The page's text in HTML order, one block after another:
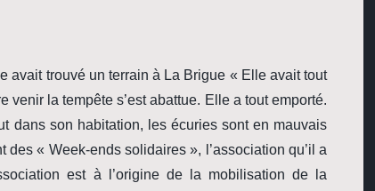
avait trouvé un terrain à La Brigue « Elle avait tout
la tempête s’est abattue. Elle a tout emporté.
dans son habitation, les écuries sont en mauvais
« Week-ends solidaires », l’association qu’il a
est à l’origine de la mobilisation de la